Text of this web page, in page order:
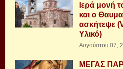
Ιερά μονή
και ο
ασκήτεψε
Υλικό)
Αυγούστου 07,
ΜΕΓΑΣ